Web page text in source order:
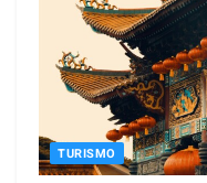
TURISMO